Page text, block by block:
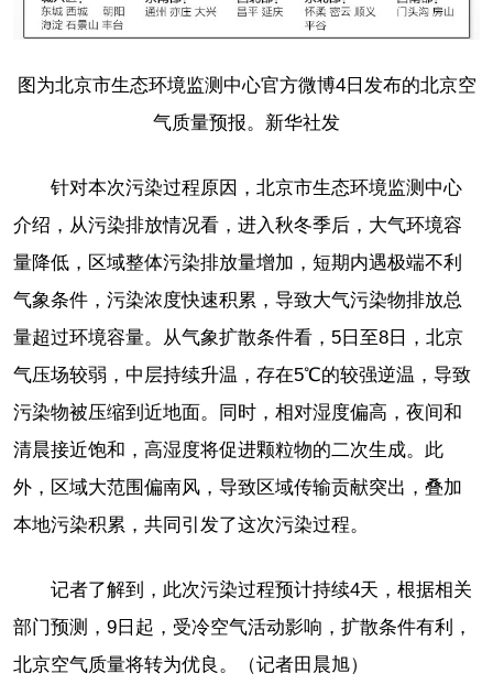
图为北京市生态环境监测中心官方微博4日发布的北京空
气质量预报。新华社发
针对本次污染过程原因，北京市生态环境监测中心
介绍，从污染排放情况看，进入秋冬季后，大气环境容
量降低，区域整体污染排放量增加，短期内遇极端不利
气象条件，污染浓度快速积累，导致大气污染物排放总
量超过环境容量。从气象扩散条件看，5日至8日，北京
气压场较弱，中层持续升温，存在5℃的较强逆温，导致
污染物被压缩到近地面。同时，相对湿度偏高，夜间和
清晨接近饱和，高湿度将促进颗粒物的二次生成。此
外，区域大范围偏南风，导致区域传输贡献突出，叠加
本地污染积累，共同引发了这次污染过程。
记者了解到，此次污染过程预计持续4天，根据相关
部门预测，9日起，受冷空气活动影响，扩散条件有利，
北京空气质量将转为优良。
（记者田晨旭）